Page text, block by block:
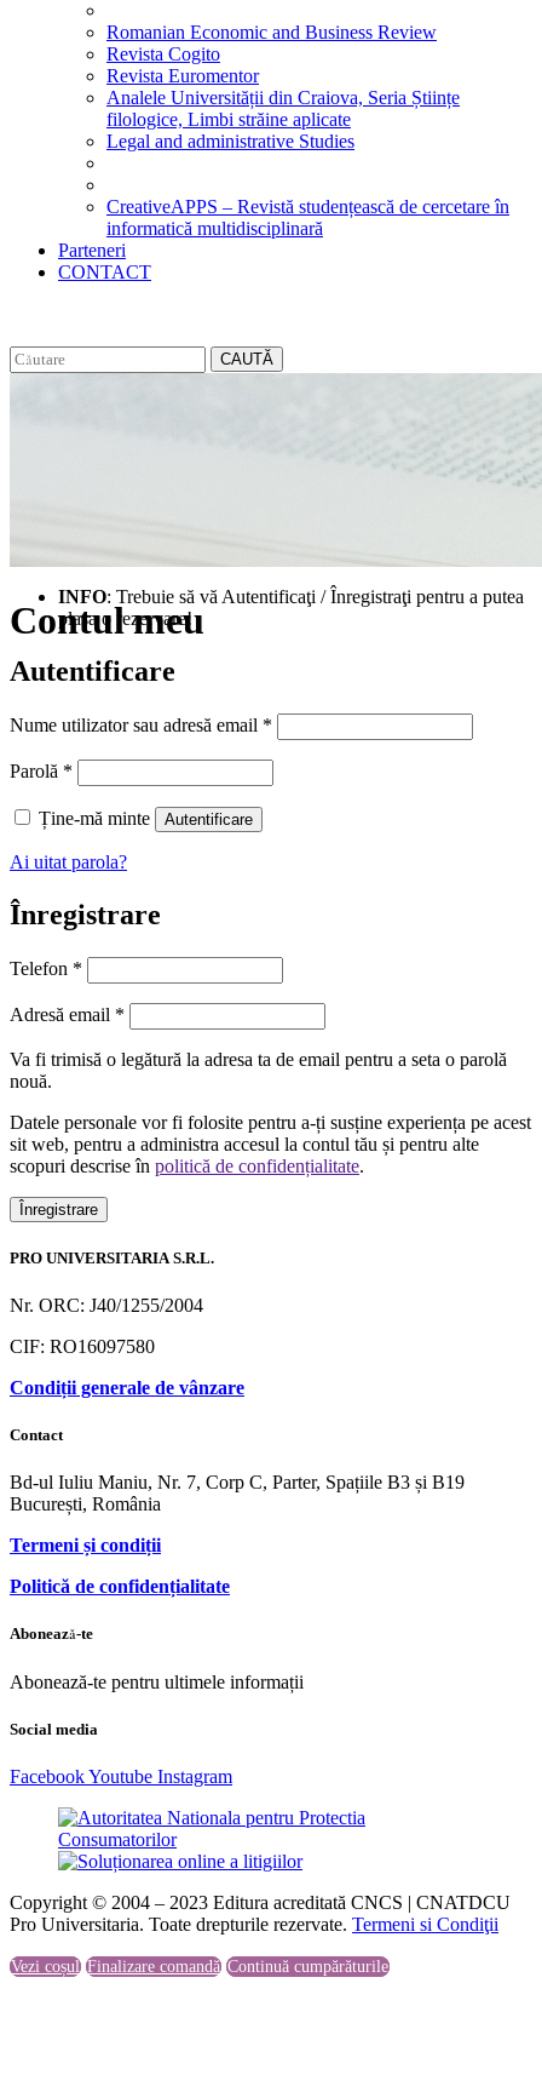
Romanian Economic and Business Review
Revista Cogito
Revista Euromentor
Analele Universității din Craiova, Seria Științe
filologice, Limbi străine aplicate
Legal and administrative Studies
CreativeAPPS – Revistă studențească de cercetare în
informatică multidisciplinară
Parteneri
CONTACT
CAUTĂ
Contul meu
INFO: Trebuie să vă Autentificaţi / Înregistraţi pentru a putea
plasa o rezervare!
Autentificare
Nume utilizator sau adresă email *
Parolă *
Ține-mă minte Autentificare
Ai uitat parola?
Înregistrare
Telefon *
Adresă email *
Va fi trimisă o legătură la adresa ta de email pentru a seta o parolă
nouă.
Datele personale vor fi folosite pentru a-ți susține experiența pe acest
sit web, pentru a administra accesul la contul tău și pentru alte
scopuri descrise în politică de confidențialitate.
Înregistrare
PRO UNIVERSITARIA S.R.L.
Nr. ORC: J40/1255/2004
CIF: RO16097580
Condiții generale de vânzare
Contact
Bd-ul Iuliu Maniu, Nr. 7, Corp C, Parter, Spațiile B3 și B19
București, România
Termeni și condiții
Politică de confidențialitate
Abonează-te
Abonează-te pentru ultimele informații
Social media
FacebookYoutube Instagram
Copyright © 2004 – 2023 Editura acreditată CNCS | CNATDCU
Pro Universitaria. Toate drepturile rezervate. Termeni si Condiţii
Vezi coșul Finalizare comandă Continuă cumpărăturile